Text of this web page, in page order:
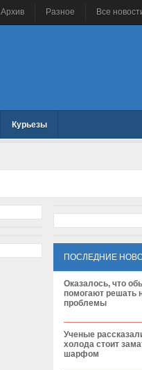
Архив Разное Все
Курьезы
ПОСЛЕДНИЕ
Оказалось, что
помогают решать
проблемы
Ученые
холода стоит
шарфом